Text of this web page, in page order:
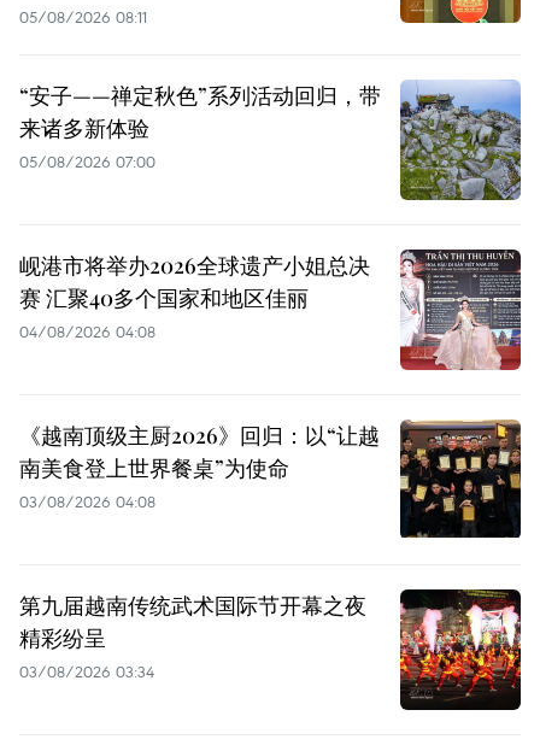
05/08/2026 08:11
“安子——禅定秋色”系列活动回归，带
来诸多新体验
05/08/2026 07:00
岘港市将举办2026全球遗产小姐总决
赛 汇聚40多个国家和地区佳丽
04/08/2026 04:08
《越南顶级主厨2026》回归：以“让越
南美食登上世界餐桌”为使命
03/08/2026 04:08
第九届越南传统武术国际节开幕之夜
精彩纷呈
03/08/2026 03:34